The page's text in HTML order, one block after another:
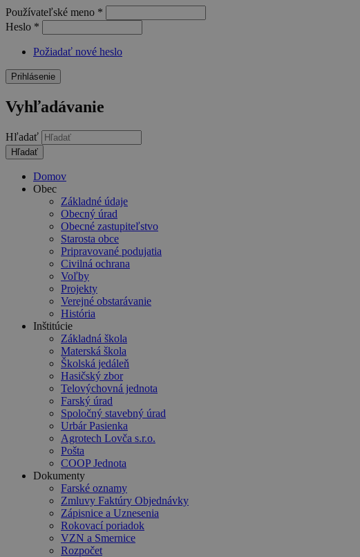
Používateľské meno *
Heslo *
Požiadať nové heslo
Vyhľadávanie
Hľadať
Domov
Obec
Základné údaje
Obecný úrad
Obecné zastupiteľstvo
Starosta obce
Pripravované podujatia
Civilná ochrana
Voľby
Projekty
Verejné obstarávanie
História
Inštitúcie
Základná škola
Materská škola
Školská jedáleň
Hasičský zbor
Telovýchovná jednota
Farský úrad
Spoločný stavebný úrad
Urbár Pasienka
Agrotech Lovča s.r.o.
Pošta
COOP Jednota
Dokumenty
Farské oznamy
Zmluvy Faktúry Objednávky
Zápisnice a Uznesenia
Rokovací poriadok
VZN a Smernice
Rozpočet